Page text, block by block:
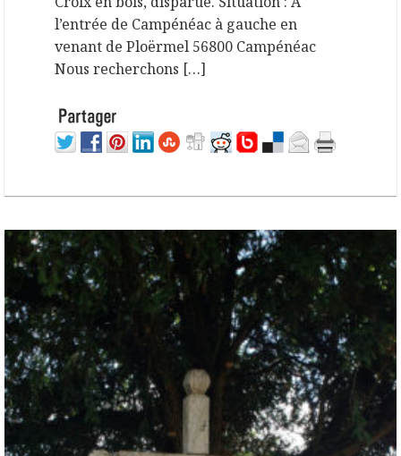
l’entrée de Campénéac à gauche en
venant de Ploërmel 56800 Campénéac
Nous recherchons […]